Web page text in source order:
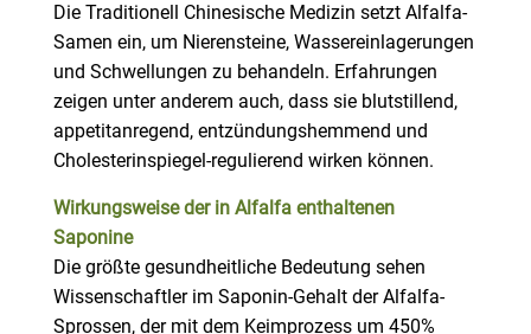
Die Traditionell Chinesische Medizin setzt Alfalfa-
Samen ein, um Nierensteine, Wassereinlagerungen
und Schwellungen zu behandeln. Erfahrungen
zeigen unter anderem auch, dass sie blutstillend,
appetitanregend, entzündungshemmend und
Cholesterinspiegel-regulierend wirken können.
Wirkungsweise der in Alfalfa enthaltenen
Saponine
Die größte gesundheitliche Bedeutung sehen
Wissenschaftler im Saponin-Gehalt der Alfalfa-
Sprossen, der mit dem Keimprozess um 450%